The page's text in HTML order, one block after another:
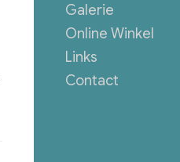
Galerie
Online Winkel
Links
Contact